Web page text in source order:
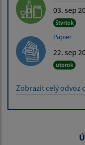
03. sep
štvrtok
Papier
22. sep
utorok
Zobraziť celý odvoz